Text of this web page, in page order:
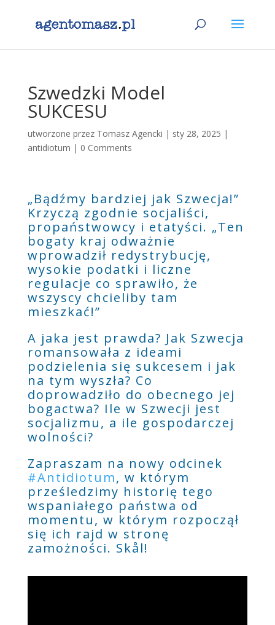
Szwedzki Model
SUKCESU
utworzone przez Tomasz Agencki | sty 28, 2025 |
antidiotum | 0 Comments
„Bądźmy bardziej jak Szwecja!”
Krzyczą zgodnie socjaliści,
propaństwowcy i etatyści. „Ten
bogaty kraj odważnie
wprowadził redystrybucję,
wysokie podatki i liczne
regulacje co sprawiło, że
wszyscy chcieliby tam
mieszkać!”
A jaka jest prawda? Jak Szwecja
romansowała z ideami
podzielenia się sukcesem i jak
na tym wyszła? Co
doprowadziło do obecnego jej
bogactwa? Ile w Szwecji jest
socjalizmu, a ile gospodarczej
wolności?
Zapraszam na nowy odcinek
#Antidiotum, w którym
prześledzimy historię tego
wspaniałego państwa od
momentu, w którym rozpoczął
się ich rajd w stronę
zamożności. Skål!